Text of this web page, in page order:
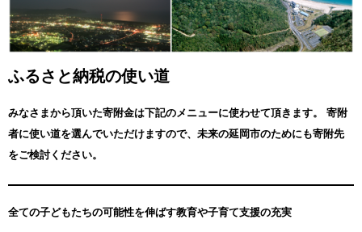
ふるさと納税の使い道
みなさまから頂いた寄附金は下記のメニューに使わせて頂きます。
寄附
者に使い道を選んでいただけますので、未来の延岡市のためにも寄附先
をご検討ください。
全ての子どもたちの可能性を伸ばす教育や子育て支援の充実